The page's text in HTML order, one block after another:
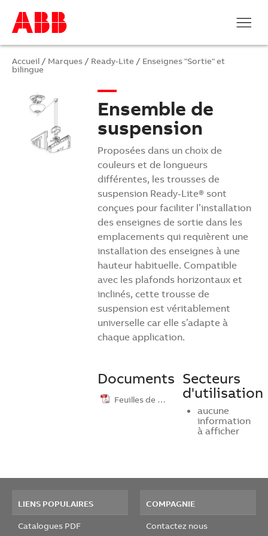
Accueil / Marques / Ready-Lite / Enseignes "Sortie" et
bilingue
Ensemble de
suspension
Proposées dans un choix de
couleurs et de longueurs
différentes, les trousses de
suspension Ready-Lite® sont
conçues pour faciliter l’installation
des enseignes de sortie dans les
emplacements qui requièrent une
installation des enseignes à une
hauteur habituelle. Compatible
avec les plafonds horizontaux et
inclinés, cette trousse de
suspension est véritablement
universelle car elle s’adapte à
chaque application.
Documents
Feuilles de …
Secteurs
d'utilisation
aucune
information
à afficher
LIENS POPULAIRES
Catalogues PDF
COMPAGNIE
Contactez nous